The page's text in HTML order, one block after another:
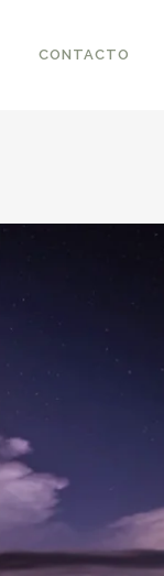
CONTACTO